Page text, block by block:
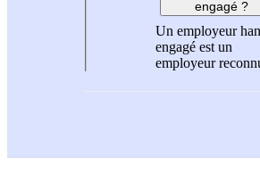
engagé ?
Un employeur
engagé est un
employeur